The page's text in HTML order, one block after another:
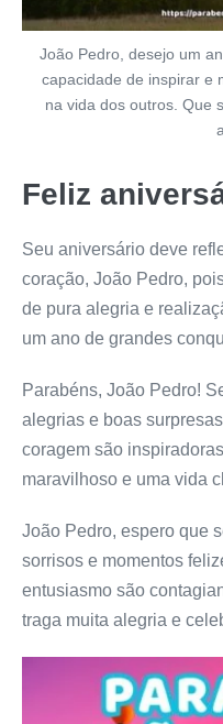
João Pedro, desejo um
capacidade de inspirar e
na vida dos outros. Que
Feliz
Seu aniversário deve
coração, João Pedro,
de pura alegria e
um ano de grandes
Parabéns, João Pedro!
alegrias e boas
coragem são
maravilhoso e uma vida
João Pedro, espero que
sorrisos e momentos
entusiasmo são
traga muita alegria e